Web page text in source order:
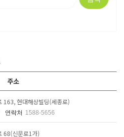
주소
163, 현대해상빌딩(세종로)
연락처 1588-5656
68(신문로1가)